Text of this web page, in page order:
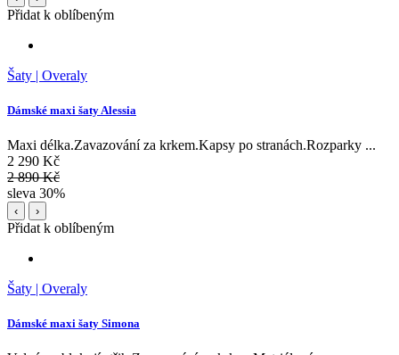
Přidat k oblíbeným
Šaty | Overaly
Dámské maxi šaty Alessia
Maxi délka.Zavazování za krkem.Kapsy po stranách.Rozparky ...
2 290 Kč
2 890 Kč
sleva 30%
‹ ›
Přidat k oblíbeným
Šaty | Overaly
Dámské maxi šaty Simona